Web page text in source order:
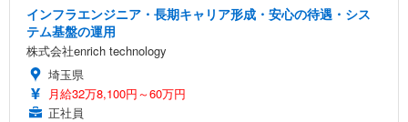
インフラエンジニア・長期キャリア形成・安心の待遇・シス
テム基盤の運用
株式会社enrich technology
埼玉県
月給32万8,100円～60万円
正社員